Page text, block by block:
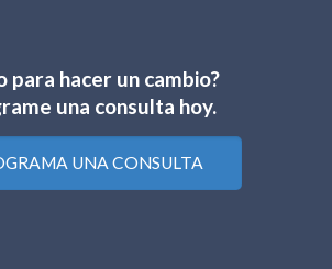
para hacer un cambio?
una consulta hoy.
UNA CONSULTA